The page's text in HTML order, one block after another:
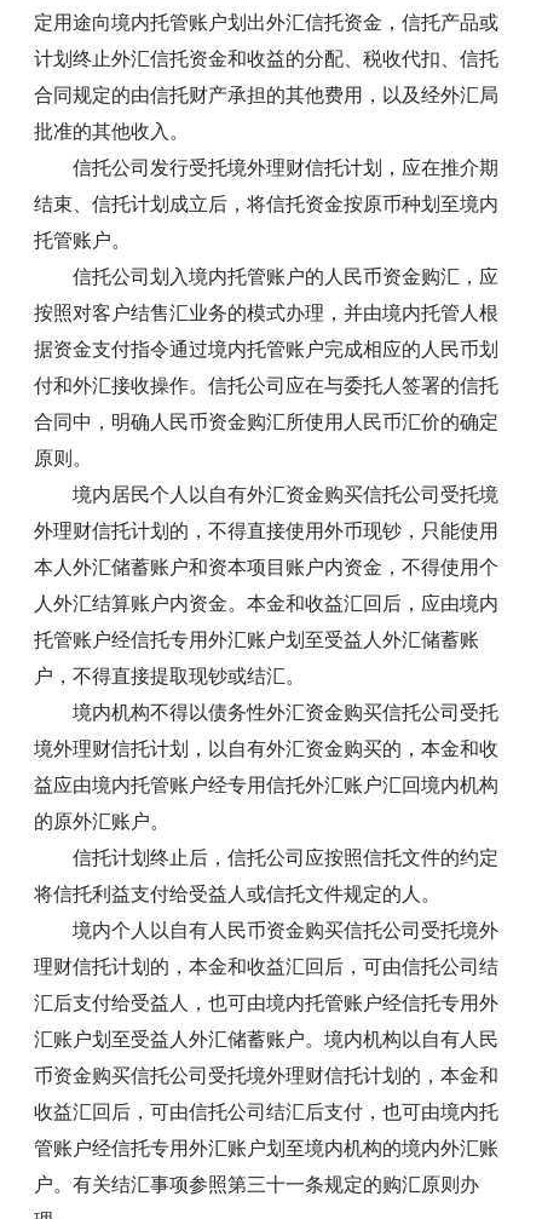
定用途向境内托管账户划出外汇信托资金，信托产品或
计划终止外汇信托资金和收益的分配、税收代扣、信托
合同规定的由信托财产承担的其他费用，以及经外汇局
批准的其他收入。
信托公司发行受托境外理财信托计划，应在推介期
结束、信托计划成立后，将信托资金按原币种划至境内
托管账户。
信托公司划入境内托管账户的人民币资金购汇，应
按照对客户结售汇业务的模式办理，并由境内托管人根
据资金支付指令通过境内托管账户完成相应的人民币划
付和外汇接收操作。信托公司应在与委托人签署的信托
合同中，明确人民币资金购汇所使用人民币汇价的确定
原则。
境内居民个人以自有外汇资金购买信托公司受托境
外理财信托计划的，不得直接使用外币现钞，只能使用
本人外汇储蓄账户和资本项目账户内资金，不得使用个
人外汇结算账户内资金。本金和收益汇回后，应由境内
托管账户经信托专用外汇账户划至受益人外汇储蓄账
户，不得直接提取现钞或结汇。
境内机构不得以债务性外汇资金购买信托公司受托
境外理财信托计划，以自有外汇资金购买的，本金和收
益应由境内托管账户经专用信托外汇账户汇回境内机构
的原外汇账户。
信托计划终止后，信托公司应按照信托文件的约定
将信托利益支付给受益人或信托文件规定的人。
境内个人以自有人民币资金购买信托公司受托境外
理财信托计划的，本金和收益汇回后，可由信托公司结
汇后支付给受益人，也可由境内托管账户经信托专用外
汇账户划至受益人外汇储蓄账户。境内机构以自有人民
币资金购买信托公司受托境外理财信托计划的，本金和
收益汇回后，可由信托公司结汇后支付，也可由境内托
管账户经信托专用外汇账户划至境内机构的境内外汇账
户。有关结汇事项参照第三十一条规定的购汇原则办